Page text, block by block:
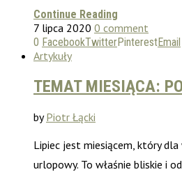
Continue Reading
7 lipca 2020 0 comment
0 FacebookTwitterPinterestEmail
Artykuły
TEMAT MIESIĄCA:
byPiotr Łącki
Lipiec jest miesiącem, który
urlopowy. To właśnie bliskie i